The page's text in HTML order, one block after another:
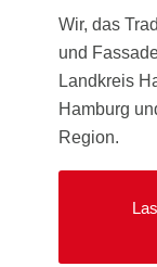
Wir, das
und
Landkreis
Hamburg
Region.